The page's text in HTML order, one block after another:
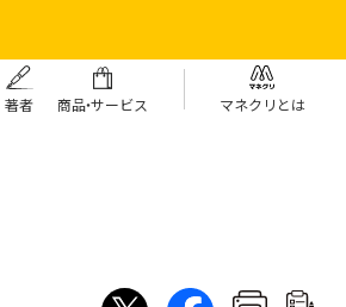
著者 商品・サービス マネクリとは